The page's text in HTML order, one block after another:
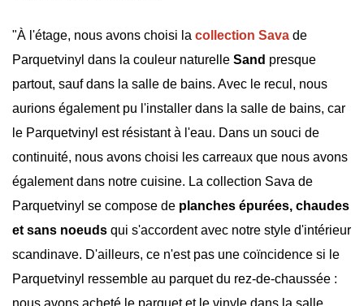
"À l'étage, nous avons choisi la collection Sava de
Parquetvinyl dans la couleur naturelle Sand presque
partout, sauf dans la salle de bains. Avec le recul, nous
aurions également pu l'installer dans la salle de bains, car
le Parquetvinyl est résistant à l'eau. Dans un souci de
continuité, nous avons choisi les carreaux que nous avons
également dans notre cuisine. La collection Sava de
Parquetvinyl se compose de planches épurées, chaudes
et sans noeuds qui s'accordent avec notre style d'intérieur
scandinave. D'ailleurs, ce n'est pas une coïncidence si le
Parquetvinyl ressemble au parquet du rez-de-chaussée :